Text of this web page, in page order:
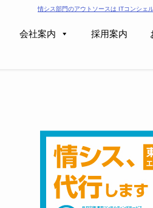
会社案内 採用案内
情シス部門のアウトソースは ITコンシェ